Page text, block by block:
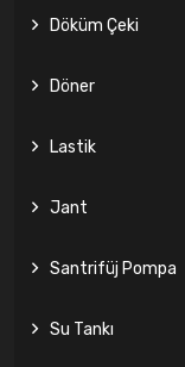
Döküm Çeki
Döner
Lastik
Jant
Santrifüj Pompa
Su Tankı